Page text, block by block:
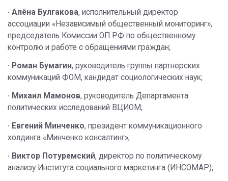
· Алёна Булгакова, исполнительный директор
ассоциации «Независимый общественный мониторинг»,
председатель Комиссии ОП РФ по общественному
контролю и работе с обращениями граждан;
· Роман Бумагин, руководитель группы партнерских
коммуникаций ФОМ, кандидат социологических наук;
· Михаил Мамонов, руководитель Департамента
политических исследований ВЦИОМ;
· Евгений Минченко, президент коммуникационного
холдинга «Минченко консалтинг»;
· Виктор Потуремский, директор по политическому
анализу Института социального маркетинга (ИНСОМАР);